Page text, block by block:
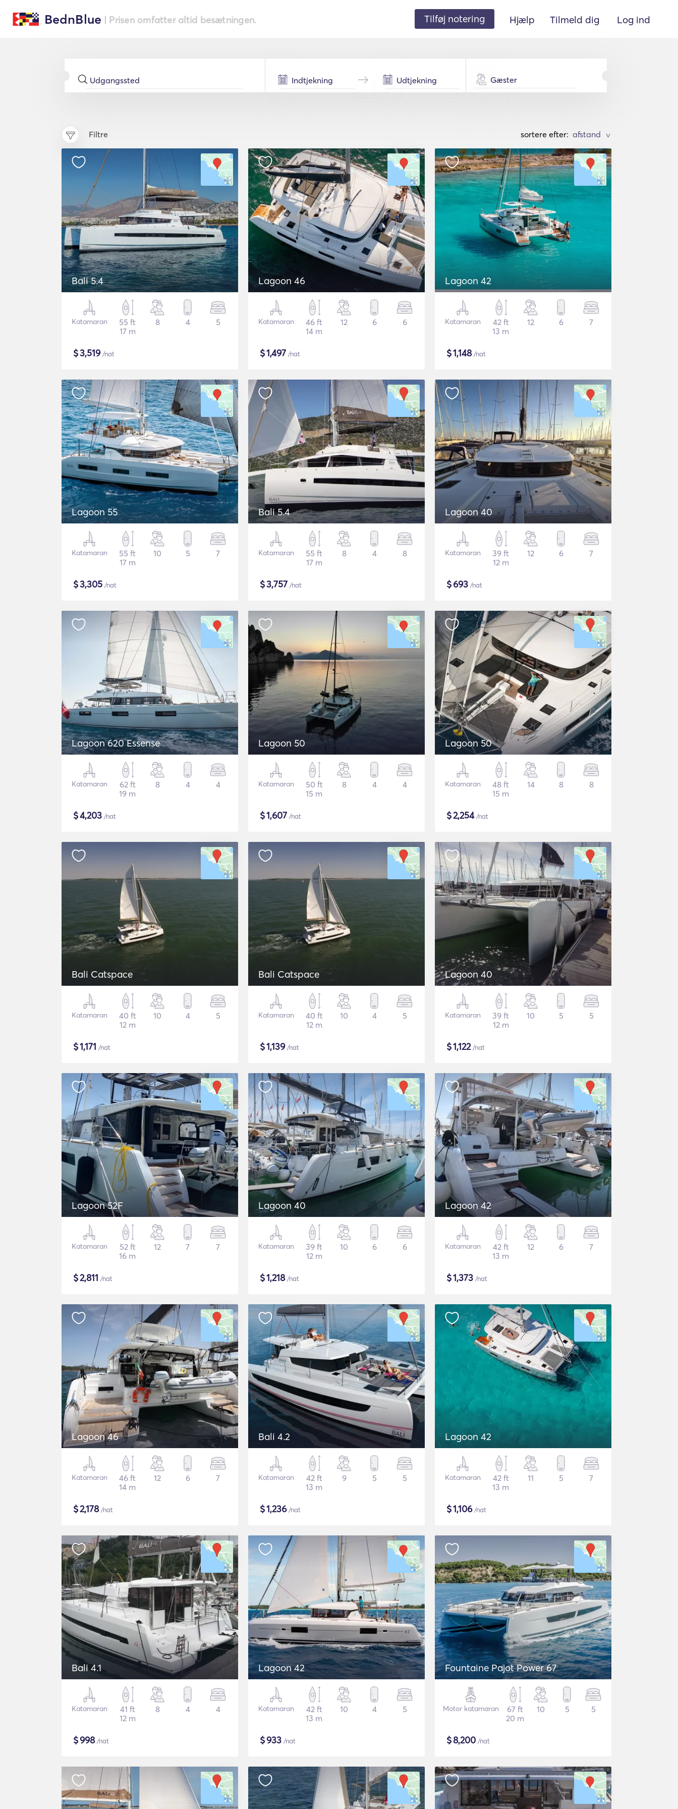
BednBlue | Prisen omfatter altid besætningen. Tilføj notering Hjælp Tilmeld dig Log ind
Gæster
Filtre sortere efter: >
Bali 5.4
Katamaran
55 ft
17 m
8 4 5
$3,519/nat
Lagoon 46
Katamaran
46 ft
14 m
12 6 6
$1,497 /nat
Lagoon 42
Katamaran
42 ft
13 m
12 6 7
$1,148/nat
Lagoon 55
Katamaran
55 ft
17 m
10 5 7
$3,305 /nat
Bali 5.4
Katamaran
55 ft
17 m
8 4 8
$3,757 /nat
Lagoon 40
Katamaran
39 ft
12 m
12 6 7
$693 /nat
Lagoon 620 Essense
Katamaran
62 ft
19 m
8 4 4
$4,203 /nat
Lagoon 50
Katamaran
50 ft
15 m
8 4 4
$1,607 /nat
Lagoon 50
Katamaran
48 ft
15 m
14 8 8
$2,254/nat
Bali Catspace
Katamaran
40 ft
12 m
10 4 5
$1,171 /nat
Bali Catspace
Katamaran
40 ft
12 m
10 4 5
$1,139/nat
Lagoon 40
Katamaran
39 ft
12 m
10 5 5
$1,122/nat
Lagoon 52F
Katamaran
52 ft
16 m
12 7 7
$2,811 /nat
Lagoon 40
Katamaran
39 ft
12 m
10 6 6
$1,218/nat
Lagoon 42
Katamaran
42 ft
13 m
12 6 7
$1,373 /nat
Lagoon 46
Katamaran
46 ft
14 m
12 6 7
$2,178/nat
Bali 4.2
Katamaran
42 ft
13 m
9 5 5
$1,236/nat
Lagoon 42
Katamaran
42 ft
13 m
11 5 7
$1,106/nat
Bali 4.1
Katamaran
41 ft
12 m
8 4 4
$998/nat
Lagoon 42
Katamaran
42 ft
13 m
10 4 5
$933 /nat
Fountaine Pajot Power 67
Motor katamaran
67 ft
20 m
10 5 5
$8,200 /nat